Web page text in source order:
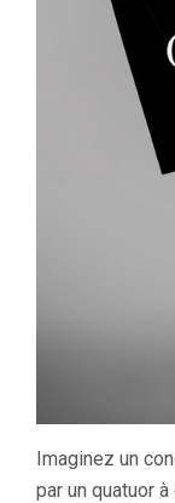
Imaginez un
par un quatuor